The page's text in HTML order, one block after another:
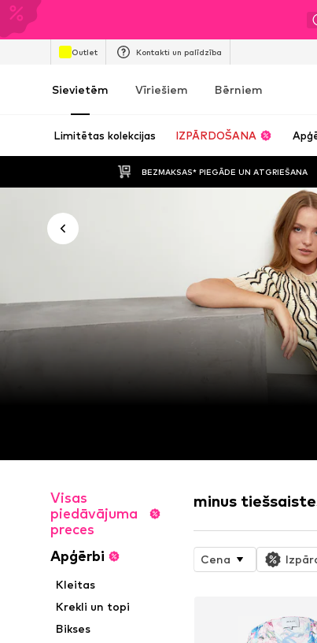
Outlet Kontakti un palīdzība
Sievietēm Vīriešiem Bērniem
Limitētas kolekcijas IZPĀRDOŠANA
BEZMAKSAS* PIEGĀDE UN ATGRIEŠANA
Visas
piedāvājuma
preces
Apģērbi
Kleitas
Krekli un topi
Bikses
minus
Cena